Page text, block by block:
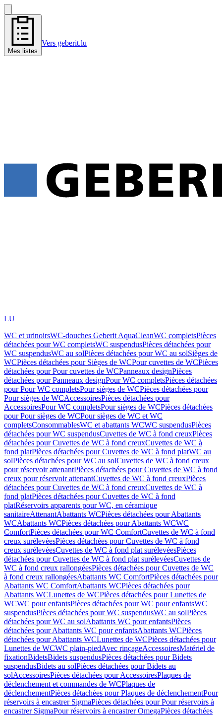
Mes listes
Vers geberit.lu
LU
WC et urinoirsWC-douches Geberit AquaCleanWC completsPièces
détachées pour WC completsWC suspendusPièces détachées pour
WC suspendusWC au solPièces détachées pour WC au solSièges de
WCPièces détachées pour Sièges de WCPour cuvettes de WCPièces
détachées pour Pour cuvettes de WCPanneaux designPièces
détachées pour Panneaux designPour WC completsPièces détachées
pour Pour WC completsPour sièges de WCPièces détachées pour
Pour sièges de WCAccessoiresPièces détachées pour
AccessoiresPour WC completsPour sièges de WCPièces détachées
pour Pour sièges de WCPour sièges de WC et WC
completsConsommablesWC et abattants WCWC suspendusPièces
détachées pour WC suspendusCuvettes de WC à fond creuxPièces
détachées pour Cuvettes de WC à fond creuxCuvettes de WC à
fond platPièces détachées pour Cuvettes de WC à fond platWC au
solPièces détachées pour WC au solCuvettes de WC à fond creux
pour réservoir attenantPièces détachées pour Cuvettes de WC à fond
creux pour réservoir attenantCuvettes de WC à fond creuxPièces
détachées pour Cuvettes de WC à fond creuxCuvettes de WC à
fond platPièces détachées pour Cuvettes de WC à fond
platRéservoirs apparents pour WC, en céramique
sanitaireAttenantAbattants WCPièces détachées pour Abattants
WCAbattants WCPièces détachées pour Abattants WCWC
ComfortPièces détachées pour WC ComfortCuvettes de WC à fond
creux surélevéesPièces détachées pour Cuvettes de WC à fond
creux surélevéesCuvettes de WC à fond plat surélevéesPièces
détachées pour Cuvettes de WC à fond plat surélevéesCuvettes de
WC à fond creux rallongéesPièces détachées pour Cuvettes de WC
à fond creux rallongéesAbattants WC ComfortPièces détachées pour
Abattants WC ComfortAbattants WCPièces détachées pour
Abattants WCLunettes de WCPièces détachées pour Lunettes de
WCWC pour enfantsPièces détachées pour WC pour enfantsWC
suspendusPièces détachées pour WC suspendusWC au solPièces
détachées pour WC au solAbattants WC pour enfantsPièces
détachées pour Abattants WC pour enfantsAbattants WCPièces
détachées pour Abattants WCLunettes de WCPièces détachées pour
Lunettes de WCWC plain-piedAvec rinçageAccessoiresMatériel de
fixationBidetsBidets suspendusPièces détachées pour Bidets
suspendusBidets au solPièces détachées pour Bidets au
solAccessoiresPièces détachées pour AccessoiresPlaques de
déclenchement et commandes de WCPlaques de
déclenchementPièces détachées pour Plaques de déclenchementPour
réservoirs à encastrer SigmaPièces détachées pour Pour réservoirs à
encastrer SigmaPour réservoirs à encastrer OmegaPièces détachées